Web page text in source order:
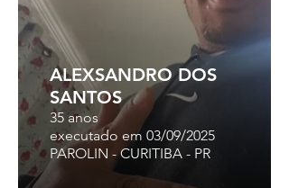
ALEXSANDRO DOS
SANTOS
35 anos
executado em 03/09/2025
PAROLIN - CURITIBA - PR